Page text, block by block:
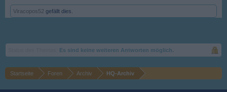
Viracopos52 gefällt dies.
Es sind keine weiteren Antworten möglich.
Startseite Foren Archiv HQ-Archiv